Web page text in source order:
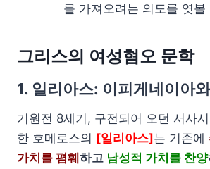
를 가져오려는 의도를 엿볼
그리스의 여성혐오 문학
1. 일리아스: 이피게네이아
기원전 8세기, 구전되어 오던 서사
한 호메로스의 [일리아스]는 기존에
가치를 폄훼하고 남성적 가치를 찬양